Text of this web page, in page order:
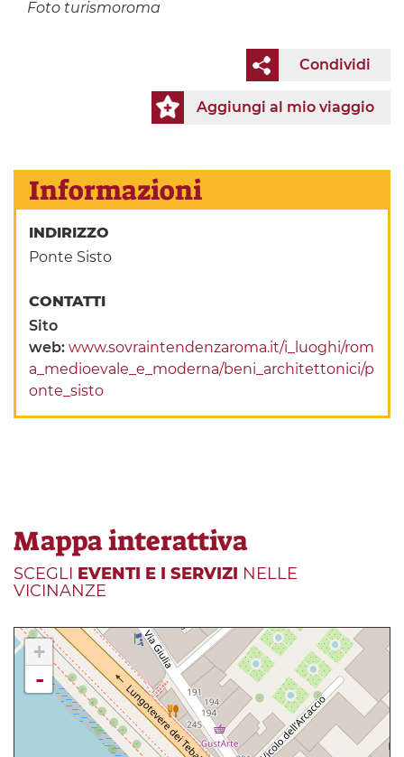
Foto turismoroma
Condividi
Aggiungi al mio viaggio
Informazioni
INDIRIZZO
Ponte Sisto
CONTATTI
Sito
web:www.sovraintendenzaroma.it/i_luoghi/rom
a_medioevale_e_moderna/beni_architettonici/p
onte_sisto
Mappa interattiva
SCEGLI EVENTI E I SERVIZI NELLE
VICINANZE
+
-